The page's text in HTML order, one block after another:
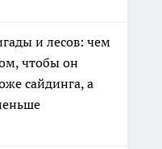
и лесов: чем
чтобы он
сайдинга, а